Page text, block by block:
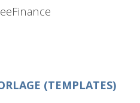
(TEMPLATES)